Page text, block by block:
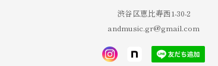
渋谷区恵比寿西1-30-2
andmusic.gr@gmail.com